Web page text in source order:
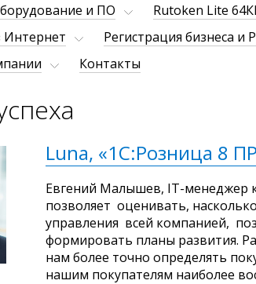
и ПО Rutoken Lite
Интернет
Регистрация бизнеса и
Контакты
Luna, «1С:Розница 8
Евгений Малышев, IT-менеджер
позволяет оценивать,
управления всей компанией,
формировать планы развития.
нам более точно определять
нашим покупателям наиболее